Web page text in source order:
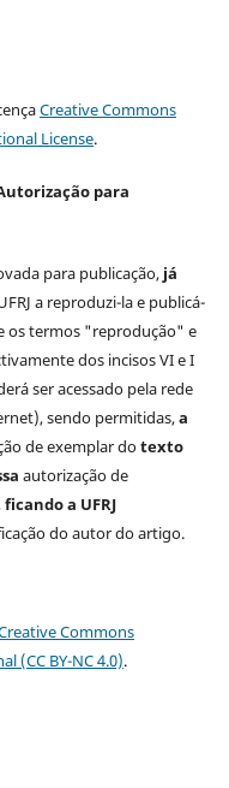
Creative Commons
License.
para
para publicação, já
a reproduzi-la e publicá-
os termos "reprodução" e
dos incisos VI e I
ser acessado pela rede
sendo permitidas,a
de exemplar dotexto
autorização de
ficando a UFRJ
do autor do artigo.
Commons
(CC BY-NC 4.0).